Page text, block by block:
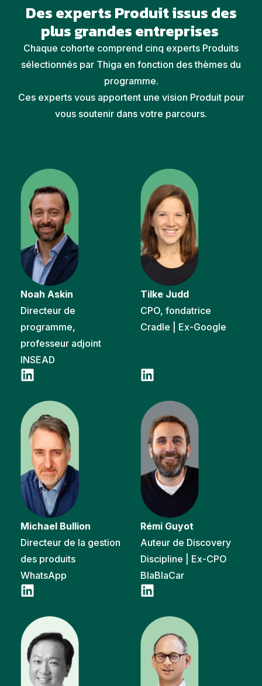
Des experts Produit issus des
plus grandes entreprises
Chaque cohorte comprend cinq experts Produits
sélectionnés par Thiga en fonction des thèmes du
programme.
Ces experts vous apportent une vision Produit pour
vous soutenir dans votre parcours.
Noah Askin
Directeur de
programme,
professeur adjoint
INSEAD
Tilke Judd
CPO, fondatrice
Cradle | Ex-Google
Michael Bullion
Directeur de la gestion
des produits
WhatsApp
Rémi Guyot
Auteur de Discovery
Discipline | Ex-CPO
BlaBlaCar